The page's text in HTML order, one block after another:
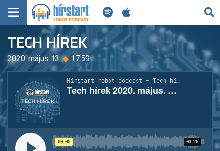
KERESÉS
KEZDŐLAP
FRISS HÍREK
TECH HÍREK
FILM-ZENE-SZÓRAKOZÁS
PLAYLIST
TECH HÍREK
2020. május 13.◆ 17:59